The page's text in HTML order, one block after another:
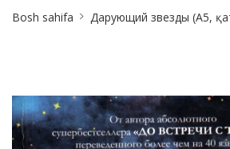
Breadcrumb
Bosh sahifa Дарующий звезды (А5,